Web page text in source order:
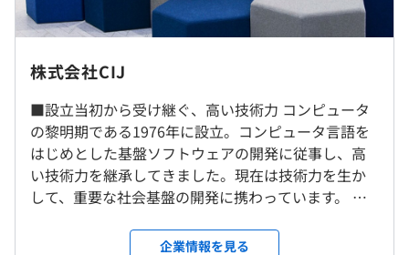
【自社製品】
■マイグレーションサービス『LeGrad』
https://legrad.cij.co.jp/
■ホテル売掛金管理サービス『ホテル売掛マイスター』
■サービスロボット『AYUDA』
https://ayuda.cij.co.jp/service/product/ayuda/
など
社内もしくはお客様先での勤務となります。
※転勤の可能性はありますが頻度は低いです。
※一部在宅勤務が可能です。
就業場所の変更範囲
＜雇入時＞
北海道支社、本社、すべての事業所・支社、当社顧客先、
■標準労働時間｜8：40〜17：40
■フレックスタイム制｜コアタイム10：30～14：30
※入社後3カ月より適用可能
休憩時間：12：00〜13：00（60分）
平均残業時間：全社平均残業時間：15時間／月（2024年
株式会社CIJ
■設立当初から受け継ぐ、高い技術力 コンピュータ
の黎明期である1976年に設立。コンピュータ言語を
はじめとした基盤ソフトウェアの開発に従事し、高
い技術力を継承してきました。現在は技術力を生か
して、重要な社会基盤の開発に携わっています。 開
し、プライム案件の増加から最近では徐々に超上流
企業情報を見る